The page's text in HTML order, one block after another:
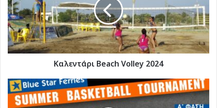
Καλεντάρι Beach Volley 2024
Το
4ο
XXSPORTS